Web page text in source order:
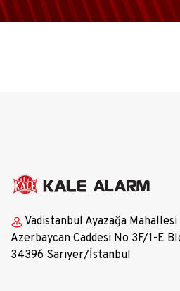
Vadistanbul Ayazağa Mahallesi
Azerbaycan Caddesi No 3F/1-E
34396 Sarıyer/İstanbul